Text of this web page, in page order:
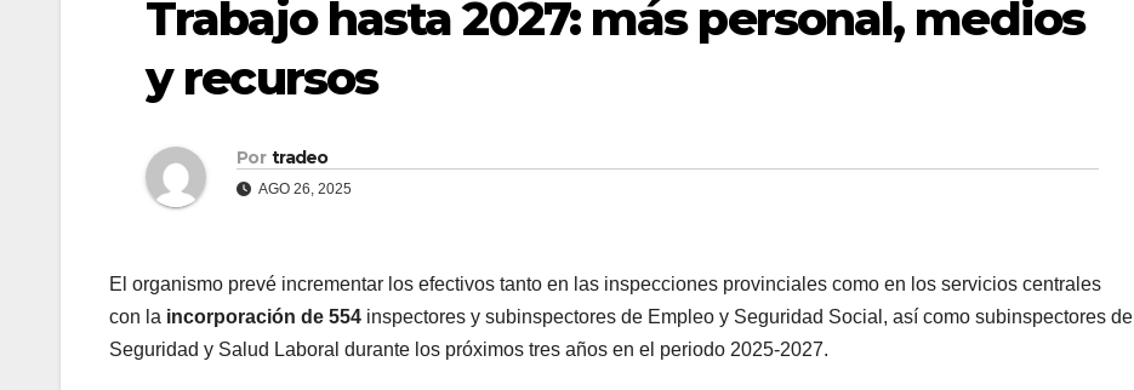
Trabajo hasta 2027: más personal, medios
y recursos
Por tradeo
AGO 26, 2025
El organismo prevé incrementar los efectivos tanto en las inspecciones provinciales como en los servicios centrales
con la incorporación de 554 inspectores y subinspectores de Empleo y Seguridad Social, así como subinspectores de
Seguridad y Salud Laboral durante los próximos tres años en el periodo 2025-2027.